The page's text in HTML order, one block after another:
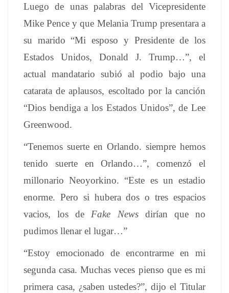
Luego de unas palabras del Vicepresidente
Mike Pence y que Melania Trump presentara a
su marido “Mi esposo y Presidente de los
Estados Unidos, Donald J. Trump…”, el
actual mandatario subió al podio bajo una
catarata de aplausos, escoltado por la canción
“Dios bendiga a los Estados Unidos”, de Lee
Greenwood.
“Tenemos suerte en Orlando. siempre hemos
tenido suerte en Orlando…”, comenzó el
millonario Neoyorkino. “Este es un estadio
enorme. Pero si hubera dos o tres espacios
vacios, los de Fake Newsdirían que no
pudimos llenar el lugar…”
“Estoy emocionado de encontrarme en mi
segunda casa. Muchas veces pienso que es mi
primera casa, ¿saben ustedes?”, dijo el Titular